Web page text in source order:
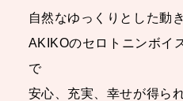
自然なゆっくりとした動
AKIKOのセロトニンボイ
で
安心、充実、幸せが得ら